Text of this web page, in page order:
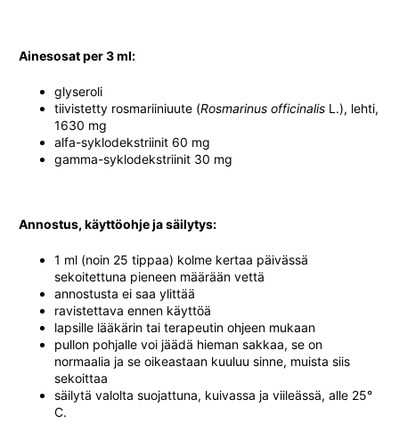
Ainesosat per 3 ml:
glyseroli
tiivistetty rosmariiniuute (Rosmarinus officinalis L.), lehti,
1630 mg
alfa-syklodekstriinit 60 mg
gamma-syklodekstriinit 30 mg
Annostus, käyttöohje ja säilytys:
1 ml (noin 25 tippaa) kolme kertaa päivässä
sekoitettuna pieneen määrään vettä
annostusta ei saa ylittää
ravistettava ennen käyttöä
lapsille lääkärin tai terapeutin ohjeen mukaan
pullon pohjalle voi jäädä hieman sakkaa, se on
normaalia ja se oikeastaan kuuluu sinne, muista siis
sekoittaa
säilytä valolta suojattuna, kuivassa ja viileässä, alle 25°
C.